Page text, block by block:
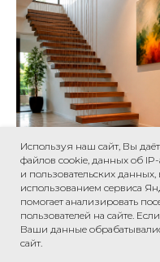
Используя наш сайт, Вы
файлов cookie, данных об
и пользовательских данных,
использованием сервиса
помогает анализировать
пользователей на сайте.
Ваши данные
сайт.